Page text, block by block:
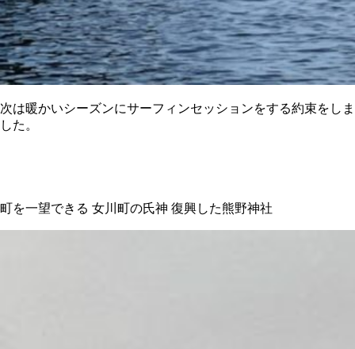
次は暖かいシーズンにサーフィンセッションをする約束をしま
した。
町を一望できる 女川町の氏神 復興した熊野神社